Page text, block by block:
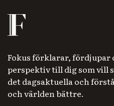
Fokus förklarar, fördjupar
perspektiv till dig som vill
det dagsaktuella och
och världen bättre.